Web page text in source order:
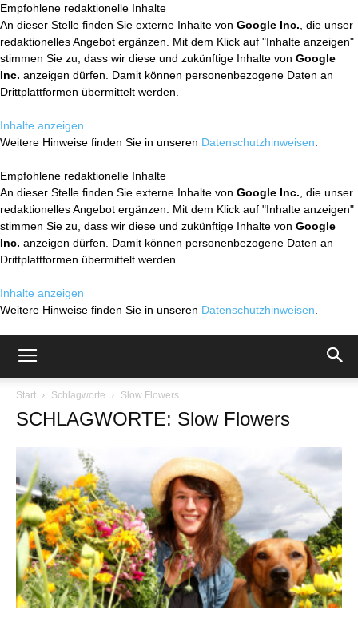
Empfohlene redaktionelle Inhalte
An dieser Stelle finden Sie externe Inhalte von Google Inc. , die unser
redaktionelles Angebot ergänzen. Mit dem Klick auf "Inhalte anzeigen"
stimmen Sie zu, dass wir diese und zukünftige Inhalte von Google
Inc. anzeigen dürfen. Damit können personenbezogene Daten an
Drittplattformen übermittelt werden.
Inhalte anzeigen
Weitere Hinweise finden Sie in unseren Datenschutzhinweisen
Empfohlene redaktionelle Inhalte
An dieser Stelle finden Sie externe Inhalte von Google Inc. , die unser
redaktionelles Angebot ergänzen. Mit dem Klick auf "Inhalte anzeigen"
stimmen Sie zu, dass wir diese und zukünftige Inhalte von Google
Inc. anzeigen dürfen. Damit können personenbezogene Daten an
Drittplattformen übermittelt werden.
Inhalte anzeigen
Weitere Hinweise finden Sie in unseren Datenschutzhinweisen
Start Schlagworte Slow Flowers
SCHLAGWORTE: Slow Flowers